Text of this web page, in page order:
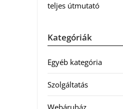
teljes útmutató
Kategóriák
Egyéb kategória
Szolgáltatás
Webáruház